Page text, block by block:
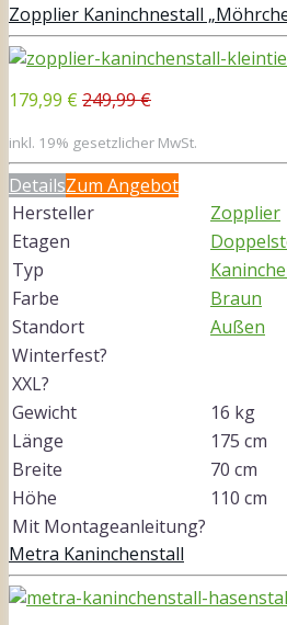
Zopplier Kaninchnestall
179,99 € 249,99 €
inkl. 19% gesetzlicher MwSt.
DetailsZum Angebot
Hersteller
Zopplier
Etagen
Typ
Farbe
Braun
Standort
Außen
Winterfest?
XXL?
Gewicht
16 kg
Länge
175 cm
Breite
70 cm
Höhe
110 cm
Mit Montageanleitung?
Metra Kaninchenstall